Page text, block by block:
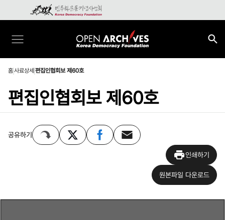
홈사료상세 편집인협회보 제60호
편집인협회보 제60호
공유하기
인쇄하기
원본파일 다운로드